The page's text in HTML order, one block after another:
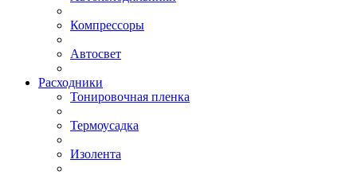
Компрессоры
Автосвет
Расходники
Тонировочная пленка
Термоусадка
Изолента